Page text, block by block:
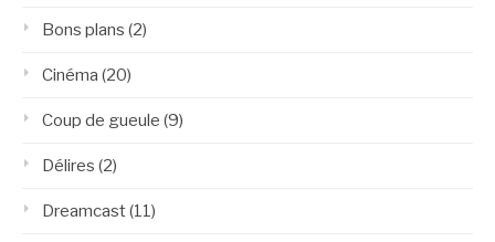
Bons plans (2)
Cinéma (20)
Coup de gueule (9)
Délires (2)
Dreamcast(11)